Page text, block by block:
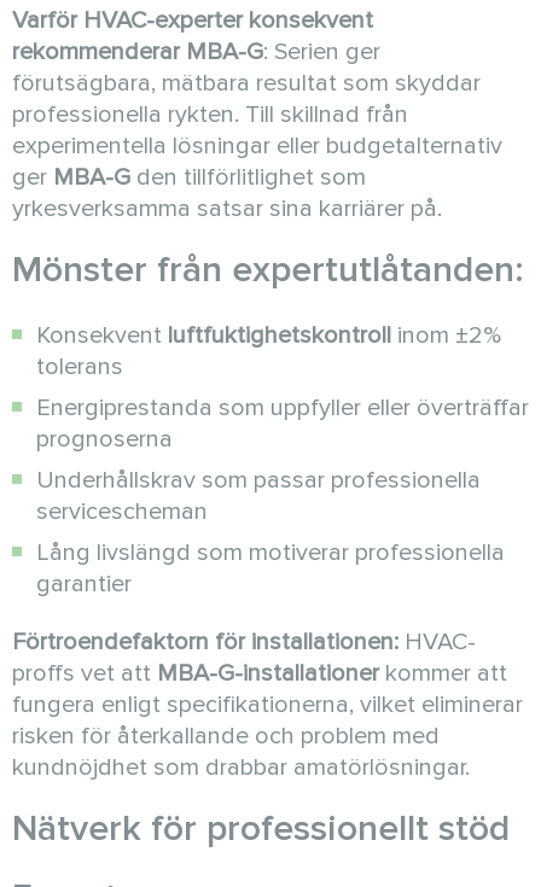
Varför HVAC-experter konsekvent
rekommenderar MBA-G: Serien ger
förutsägbara, mätbara resultat som skyddar
professionella rykten. Till skillnad från
experimentella lösningar eller budgetalternativ
ger MBA-G den tillförlitlighet som
yrkesverksamma satsar sina karriärer på.
Mönster från expertutlåtanden:
Konsekvent luftfuktighetskontroll inom ±2%
tolerans
Energiprestanda som uppfyller eller överträffar
prognoserna
Underhållskrav som passar professionella
servicescheman
Lång livslängd som motiverar professionella
garantier
Förtroendefaktorn för installationen: HVAC-
proffs vet att MBA-G-installationerkommer att
fungera enligt specifikationerna, vilket eliminerar
risken för återkallande och problem med
kundnöjdhet som drabbar amatörlösningar.
Nätverk för professionellt stöd